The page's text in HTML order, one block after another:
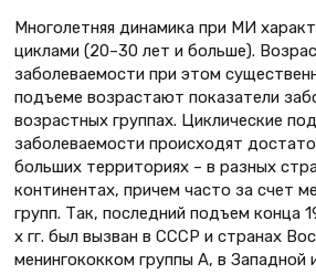
Многолетняя динамика при МИ
циклами (20–30 лет и больше).
заболеваемости при этом
подъеме возрастают показатели
возрастных группах. Циклические
заболеваемости происходят
больших территориях – в разных
континентах, причем часто за счет
групп. Так, последний подъем конца
х гг. был вызван в СССР и странах
менингококком группы А, в Западной